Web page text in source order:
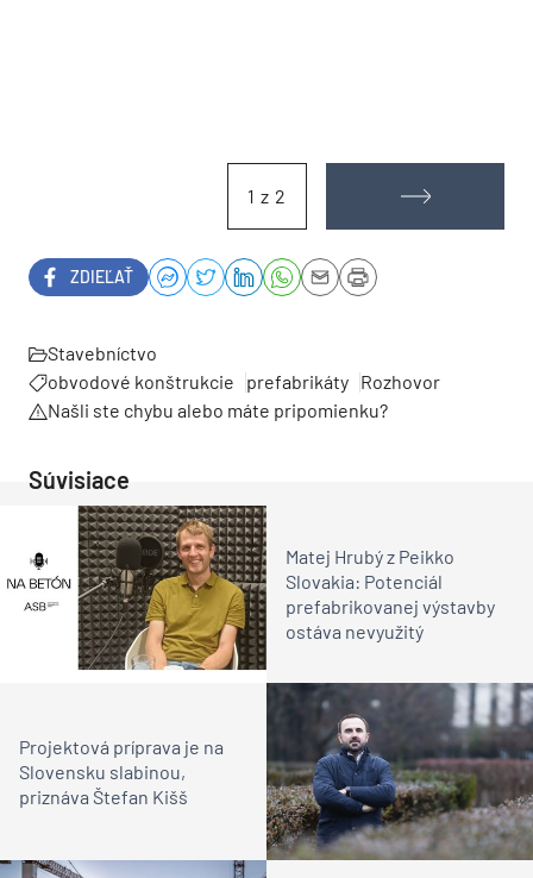
1 z 2
ZDIEĽAŤ
Stavebníctvo
obvodové konštrukcie
prefabrikáty Rozhovor
Našli ste chybu alebo máte pripomienku?
Súvisiace
Matej Hrubý z Peikko
Slovakia: Potenciál
prefabrikovanej výstavby
ostáva nevyužitý
Projektová príprava je na
Slovensku slabinou,
priznáva Štefan Kišš